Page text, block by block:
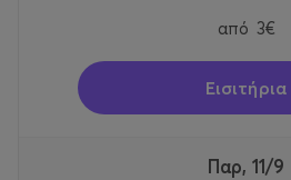
από 3€
Εισιτήρια
Παρ, 11/9